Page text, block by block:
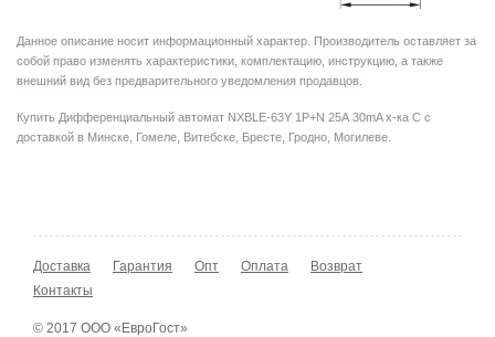
Данное описание носит информационный характер. Производитель оставляет за
собой право изменять характеристики, комплектацию, инструкцию, а также
внешний вид без предварительного уведомления продавцов.
Купить Дифференциальный автомат NXBLE-63Y 1P+N 25А 30mA х-ка С с
доставкой в Минске, Гомеле, Витебске, Бресте, Гродно, Могилеве.
Доставка Гарантия Опт Оплата
Возврат
Контакты
© 2017 ООО «ЕвроГост»